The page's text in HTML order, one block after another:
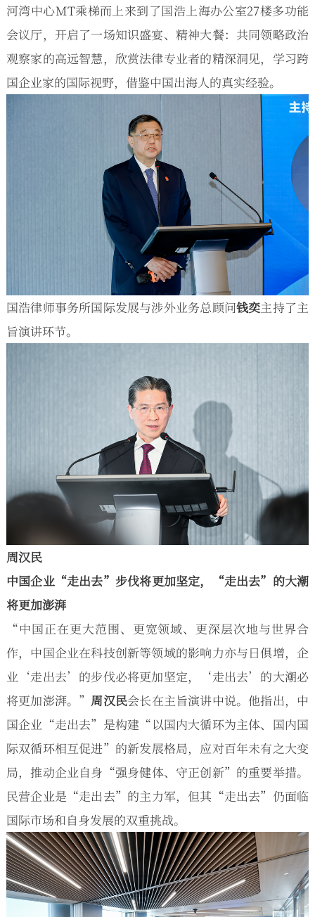
河湾中心MT乘梯而上来到了国浩上海办公室27楼多功能
会议厅，开启了一场知识盛宴、精神大餐：共同领略政治
观察家的高远智慧，欣赏法律专业者的精深洞见，学习跨
国企业家的国际视野，借鉴中国出海人的真实经验。
国浩律师事务所国际发展与涉外业务总顾问钱奕主持了主
旨演讲环节。
周汉民
中国企业“走出去”步伐将更加坚定，“走出去”的大潮
将更加澎湃
“中国正在更大范围、更宽领域、更深层次地与世界合
作，中国企业在科技创新等领域的影响力亦与日俱增，企
业‘走出去’的步伐必将更加坚定，‘走出去’的大潮必
将更加澎湃。” 周汉民会长在主旨演讲中说。他指出，中
国企业“走出去”是构建“以国内大循环为主体、国内国
际双循环相互促进”的新发展格局，应对百年未有之大变
局，推动企业自身“强身健体、守正创新”的重要举措。
民营企业是“走出去”的主力军，但其“走出去”仍面临
国际市场和自身发展的双重挑战。